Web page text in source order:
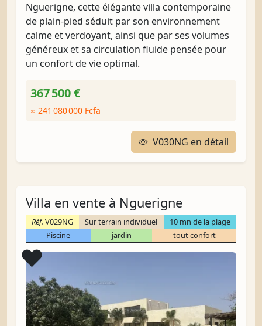
Nguerigne, cette élégante villa contemporaine
de plain-pied séduit par son environnement
calme et verdoyant, ainsi que par ses volumes
généreux et sa circulation fluide pensée pour
un confort de vie optimal.
367 500 €
≈ 241 080 000 Fcfa
V030NG en détail
Villa en vente à Nguerigne
Réf. V029NG Sur terrain individuel
10 mn de la plage
Piscine
jardin tout confort
❤️Coup de cœur